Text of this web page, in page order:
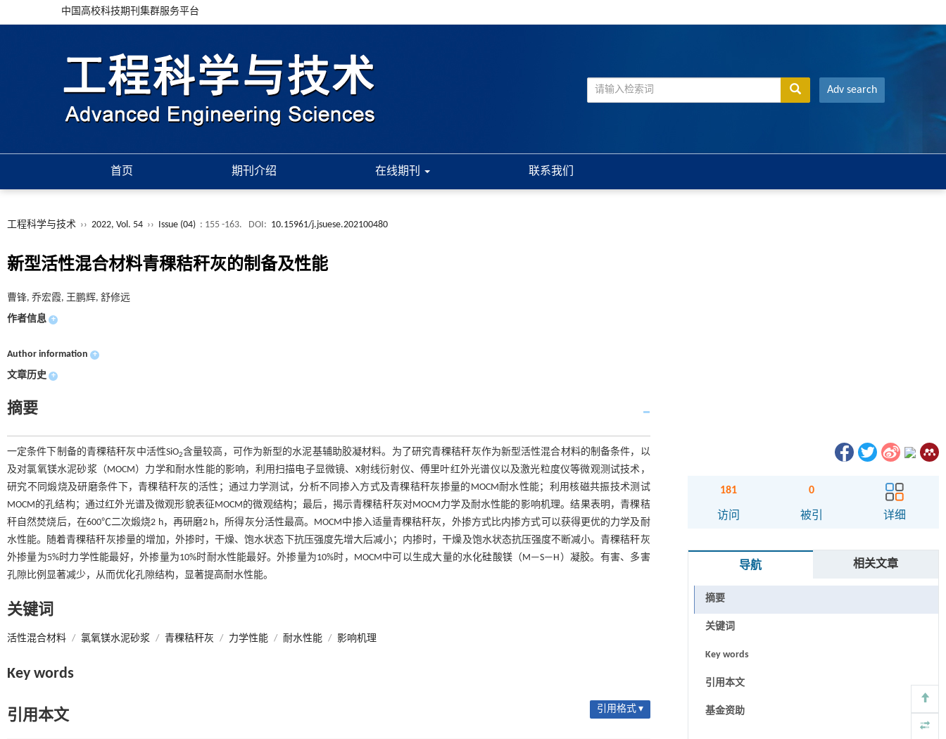
中国高校科技期刊集群服务平台
Adv search
首页 期刊介绍 在线期刊 联系我们
工程科学与技术 ›› 2022, Vol. 54 ›› Issue (04) : 155 -163. DOI: 10.15961/j.jsuese.202100480
新型活性混合材料青稞秸秆灰的制备及性能
曹锋, 乔宏霞, 王鹏辉, 舒修远
作者信息 +
Author information +
文章历史 +
摘要
一定条件下制备的青稞秸秆灰中活性SiO2含量较高，可作为新型的水泥基辅助胶凝材料。为了研究青稞秸秆灰作为新型活性混合材料的制备条件，以
及对氯氧镁水泥砂浆（MOCM）力学和耐水性能的影响，利用扫描电子显微镜、X射线衍射仪、傅里叶红外光谱仪以及激光粒度仪等微观测试技术，
研究不同煅烧及研磨条件下，青稞秸秆灰的活性；通过力学测试，分析不同掺入方式及青稞秸秆灰掺量的MOCM耐水性能；利用核磁共振技术测试
MOCM的孔结构；通过红外光谱及微观形貌表征MOCM的微观结构；最后，揭示青稞秸秆灰对MOCM力学及耐水性能的影响机理。结果表明，青稞秸
秆自然焚烧后，在600℃二次煅烧2 h，再研磨2 h，所得灰分活性最高。MOCM中掺入适量青稞秸秆灰，外掺方式比内掺方式可以获得更优的力学及耐
水性能。随着青稞秸秆灰掺量的增加，外掺时，干燥、饱水状态下抗压强度先增大后减小；内掺时，干燥及饱水状态抗压强度不断减小。青稞秸秆灰
外掺量为5%时力学性能最好，外掺量为10%时耐水性能最好。外掺量为10%时，MOCM中可以生成大量的水化硅酸镁（M—S—H）凝胶。有害、多害
孔隙比例显著减少，从而优化孔隙结构，显著提高耐水性能。
关键词
活性混合材料 / 氯氧镁水泥砂浆 / 青稞秸秆灰 / 力学性能 / 耐水性能 / 影响机理
Key words
引用本文 引用格式 ▾
181
访问
0
被引 详细
导航 相关文章
摘要
关键词
Key words
引用本文
基金资助